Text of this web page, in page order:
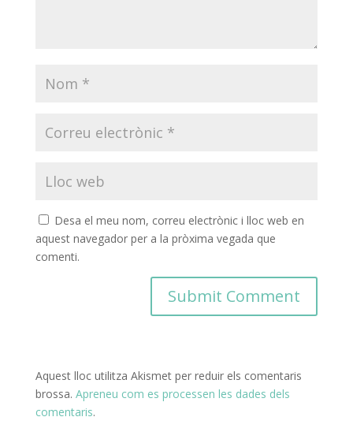
Desa el meu nom, correu electrònic i lloc web en
aquest navegador per a la pròxima vegada que
comenti.
Aquest lloc utilitza Akismet per reduir els comentaris
brossa. Apreneu com es processen les dades dels
comentaris.